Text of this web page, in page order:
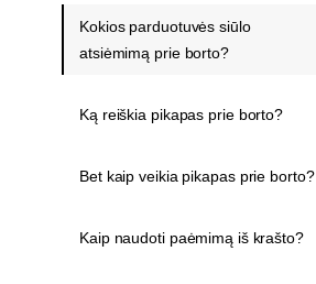
Kokios parduotuvės siūlo
atsiėmimą prie borto?
Ką reiškia pikapas prie borto?
Bet kaip veikia pikapas prie borto?
Kaip naudoti paėmimą iš krašto?